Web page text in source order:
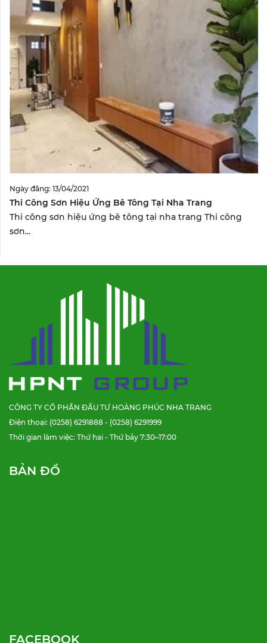
Ngày đăng: 13/04/2021
Thi Công Sơn Hiệu Ứng Bê Tông Tại Nha Trang
Thi công sơn hiệu ứng bê tông tại nha trang Thi công
sơn...
CÔNG TY CỔ PHẦN ĐẦU TƯ HOÀNG PHÚC NHA TRANG
Điện thoại: (0258) 6291888 - (0258) 6291999
Thời gian làm việc: Thứ hai - Thứ bảy 7:30–17:00
BẢN ĐỒ
FACEBOOK